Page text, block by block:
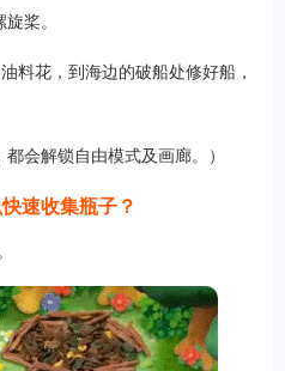
桨。
料花，到海边的破船处修好船，
会解锁自由模式及画廊。）
速收集瓶子？